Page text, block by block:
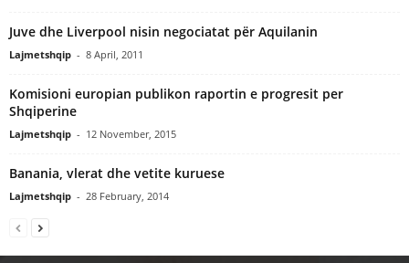
Juve dhe Liverpool nisin negociatat për Aquilanin
Lajmetshqip - 8 April, 2011
Komisioni europian publikon raportin e progresit per
Shqiperine
Lajmetshqip - 12 November, 2015
Banania, vlerat dhe vetite kuruese
Lajmetshqip - 28 February, 2014